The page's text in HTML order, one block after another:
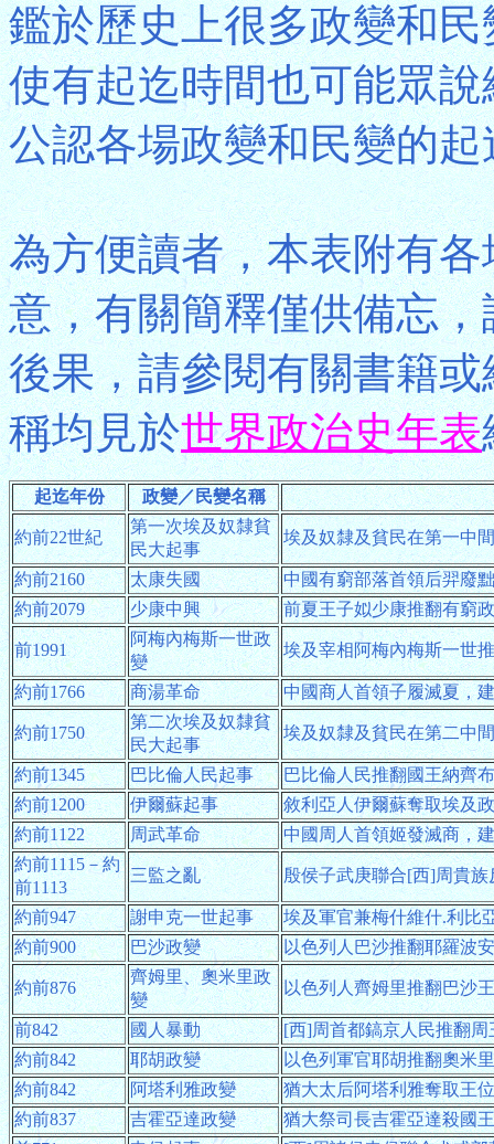
鑑於歷史上很多政變和
使有起迄時間也可能眾
公認各場政變和民變的
為方便讀者，本表附有
意，有關簡釋僅供備忘
後果，請參閱有關書籍
稱均見於世界政治史年表
起迄年份 政變／民變名稱
約前22世紀
第一次埃及奴隸貧
民大起事
埃及奴隸及貧民在第一中
約前2160 太康失國
中國有窮部落首領后羿廢
約前2079
少康中興 前夏王子姒少康推翻有窮
前1991
阿梅內梅斯一世政
變
埃及宰相阿梅內梅斯一世
約前1766 商湯革命 中國商人首領子履滅夏，
約前1750
第二次埃及奴隸貧
民大起事
埃及奴隸及貧民在第二中
約前1345 巴比倫人民起事
巴比倫人民推翻國王納齊
約前1200
伊爾蘇起事
敘利亞人伊爾蘇奪取埃及
約前1122
周武革命
中國周人首領姬發滅商，
約前1115－約
前1113
三監之亂 殷侯子武庚聯合[西]周貴
約前947 謝申克一世起事
埃及軍官兼梅什維什.利比
約前900
巴沙政變 以色列人巴沙推翻耶羅波
約前876
齊姆里、奧米里政
變
以色列人齊姆里推翻巴沙
前842 國人暴動
[西]周首都鎬京人民推翻周
約前842
耶胡政變
以色列軍官耶胡推翻奧米
約前842
阿塔利雅政變
猶大太后阿塔利雅奪取王
約前837
吉霍亞達政變
猶大祭司長吉霍亞達殺國